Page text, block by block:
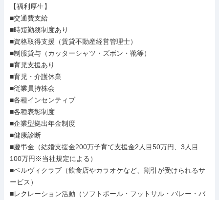
【福利厚生】
■交通費支給
■時短勤務制度あり
■資格取得支援（賃貸不動産経営管理士）
■制服貸与（カッターシャツ・ズボン・靴等）
■育児支援あり
■育児・介護休業
■従業員持株会
■各種インセンティブ
■各種表彰制度
■企業型拠出年金制度
■健康診断
■慶弔金（結婚支援金200万子育て支援金2人目50万円、3人目
100万円※当社規定による）
■ベルヴィクラブ（飲食店やカラオケなど、割引が受けられるサ
ービス）
■レクレーション活動（ソフトボール・フットサル・バレー・バ